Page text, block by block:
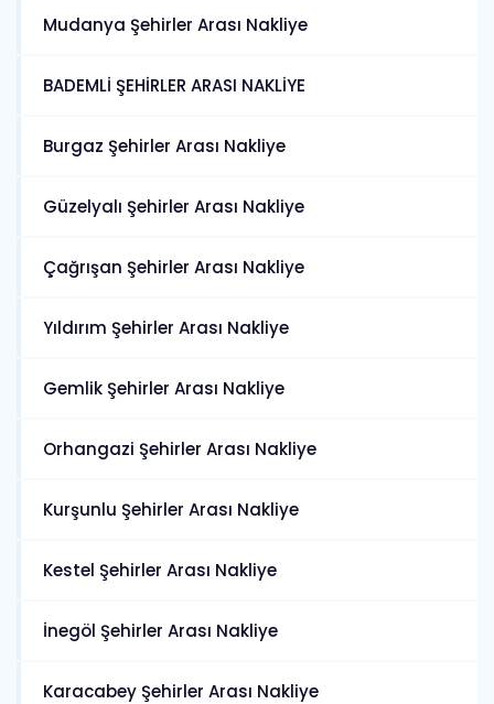
Mudanya Şehirler Arası Nakliye
BADEMLİ ŞEHİRLER ARASI NAKLİYE
Burgaz Şehirler Arası Nakliye
Güzelyalı Şehirler Arası Nakliye
Çağrışan Şehirler Arası Nakliye
Yıldırım Şehirler Arası Nakliye
Gemlik Şehirler Arası Nakliye
Orhangazi Şehirler Arası Nakliye
Kurşunlu Şehirler Arası Nakliye
Kestel Şehirler Arası Nakliye
İnegöl Şehirler Arası Nakliye
Karacabey Şehirler Arası Nakliye